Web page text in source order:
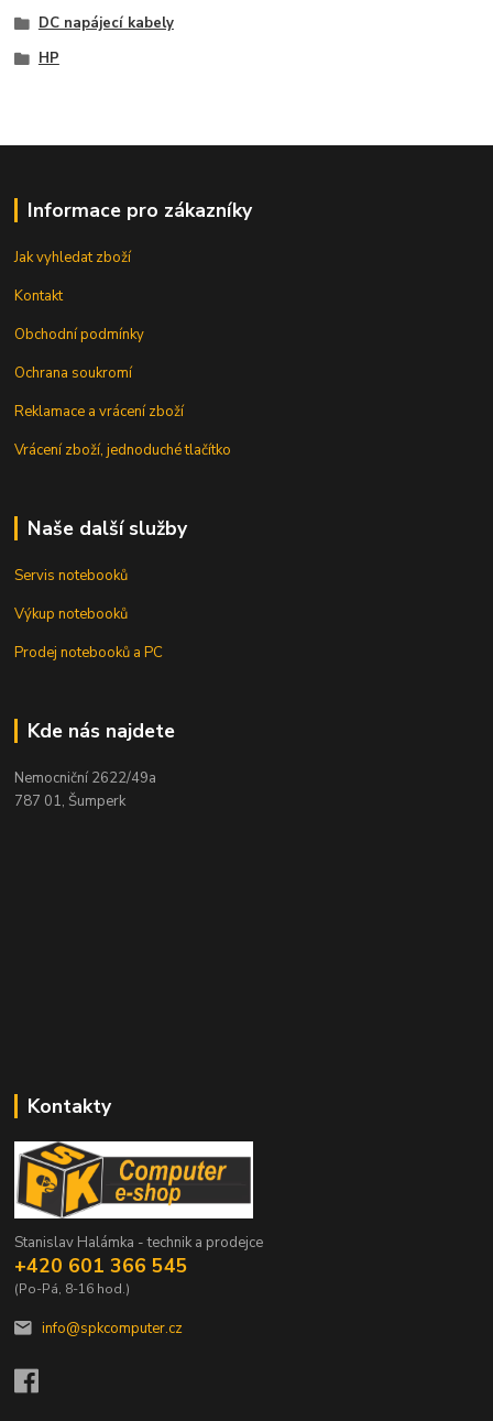
DC napájecí kabely
HP
Informace pro zákazníky
Jak vyhledat zboží
Kontakt
Obchodní podmínky
Ochrana soukromí
Reklamace a vrácení zboží
Vrácení zboží, jednoduché tlačítko
Naše další služby
Servis notebooků
Výkup notebooků
Prodej notebooků a PC
Kde nás najdete
Nemocniční 2622/49a
787 01, Šumperk
Kontakty
Stanislav Halámka - technik a prodejce
+420 601 366 545
(Po-Pá, 8-16 hod.)
info@spkcomputer.cz